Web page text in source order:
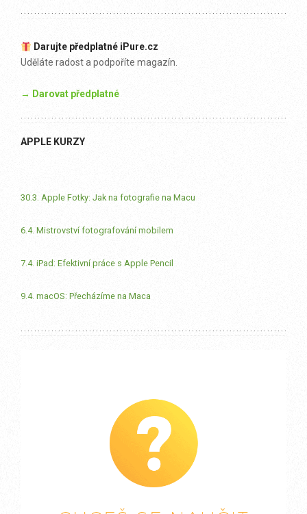
Darujte předplatné iPure.cz
Uděláte radost a podpoříte magazín.
→ Darovat předplatné
APPLE KURZY
30.3. Apple Fotky: Jak na fotografie na Macu
6.4. Mistrovství fotografování mobilem
7.4. iPad: Efektivní práce s Apple Pencil
9.4. macOS: Přecházíme na Maca